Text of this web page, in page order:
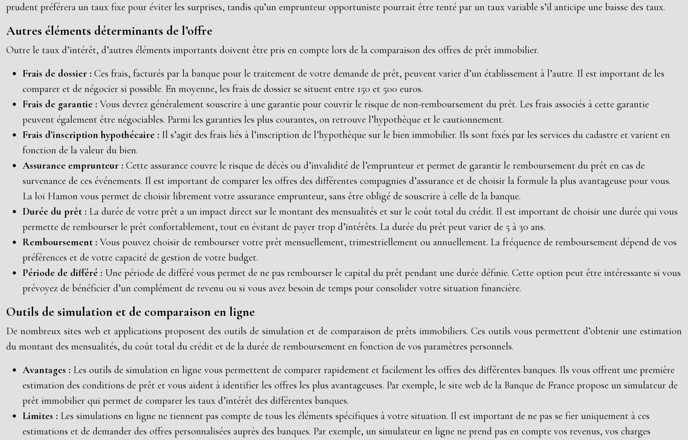
prudent préférera un taux fixe pour éviter les surprises, tandis qu’un emprunteur opportuniste pourrait être tenté par un taux variable s’il anticipe une baisse des taux.
Autres éléments déterminants de l’offre
Outre le taux d’intérêt, d’autres éléments importants doivent être pris en compte lors de la comparaison des offres de prêt immobilier.
Frais de dossier : Ces frais, facturés par la banque pour le traitement de votre demande de prêt, peuvent varier d’un établissement à l’autre. Il est important de les
comparer et de négocier si possible. En moyenne, les frais de dossier se situent entre 150 et 500 euros.
Frais de garantie : Vous devrez généralement souscrire à une garantie pour couvrir le risque de non-remboursement du prêt. Les frais associés à cette garantie
peuvent également être négociables. Parmi les garanties les plus courantes, on retrouve l’hypothèque et le cautionnement.
Frais d’inscription hypothécaire : Il s’agit des frais liés à l’inscription de l’hypothèque sur le bien immobilier. Ils sont fixés par les services du cadastre et varient en
fonction de la valeur du bien.
Assurance emprunteur : Cette assurance couvre le risque de décès ou d’invalidité de l’emprunteur et permet de garantir le remboursement du prêt en cas de
survenance de ces événements. Il est important de comparer les offres des différentes compagnies d’assurance et de choisir la formule la plus avantageuse pour vous.
La loi Hamon vous permet de choisir librement votre assurance emprunteur, sans être obligé de souscrire à celle de la banque.
Durée du prêt : La durée de votre prêt a un impact direct sur le montant des mensualités et sur le coût total du crédit. Il est important de choisir une durée qui vous
permette de rembourser le prêt confortablement, tout en évitant de payer trop d’intérêts. La durée du prêt peut varier de 5 à 30 ans.
Remboursement : Vous pouvez choisir de rembourser votre prêt mensuellement, trimestriellement ou annuellement. La fréquence de remboursement dépend de vos
préférences et de votre capacité de gestion de votre budget.
Période de différé : Une période de différé vous permet de ne pas rembourser le capital du prêt pendant une durée définie. Cette option peut être intéressante si vous
prévoyez de bénéficier d’un complément de revenu ou si vous avez besoin de temps pour consolider votre situation financière.
Outils de simulation et de comparaison en ligne
De nombreux sites web et applications proposent des outils de simulation et de comparaison de prêts immobiliers. Ces outils vous permettent d’obtenir une estimation
du montant des mensualités, du coût total du crédit et de la durée de remboursement en fonction de vos paramètres personnels.
Avantages : Les outils de simulation en ligne vous permettent de comparer rapidement et facilement les offres des différentes banques. Ils vous offrent une première
estimation des conditions de prêt et vous aident à identifier les offres les plus avantageuses. Par exemple, le site web de la Banque de France propose un simulateur de
prêt immobilier qui permet de comparer les taux d’intérêt des différentes banques.
Limites : Les simulations en ligne ne tiennent pas compte de tous les éléments spécifiques à votre situation. Il est important de ne pas se fier uniquement à ces
estimations et de demander des offres personnalisées auprès des banques. Par exemple, un simulateur en ligne ne prend pas en compte vos revenus, vos charges